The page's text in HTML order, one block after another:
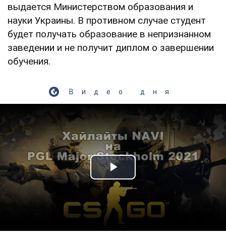
выдается Министерством образования и
науки Украины. В противном случае студент
будет получать образование в непризнанном
заведении и не получит диплом о завершении
обучения.
Видео дня
Play Video